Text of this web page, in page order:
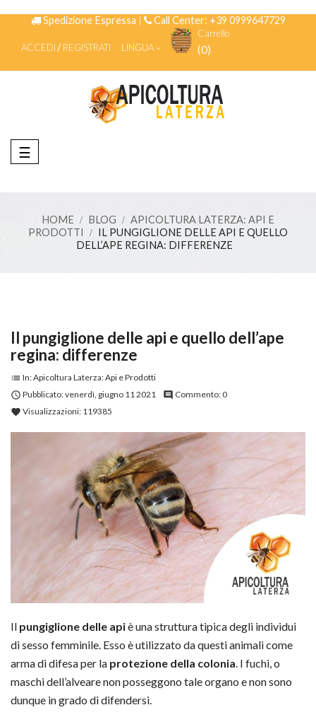
Spedizione Espressa | Call Center: +39 0999647729
ACCEDI REGISTRATI LINGUA
Carrello
(0)
navigazione
Toggle
☰
HOME BLOG
APICOLTURA LATERZA: API E
PRODOTTI
IL PUNGIGLIONE DELLE API E QUELLO
DELL’APE REGINA: DIFFERENZE
Il pungiglione delle api e quello dell’ape
regina: differenze
list In:Apicoltura Laterza: Api e Prodotti
 Pubblicato:venerdì, giugno 112021 comment Commento: 0
favorite Visualizzazioni: 119385
Il pungiglione delle apiè una struttura tipica degli individui
di sesso femminile. Esso è utilizzato da questi animali come
arma di difesa per la protezione della colonia. I fuchi, o
maschi dell’alveare non posseggono tale organo e non sono
dunque in grado di difendersi.